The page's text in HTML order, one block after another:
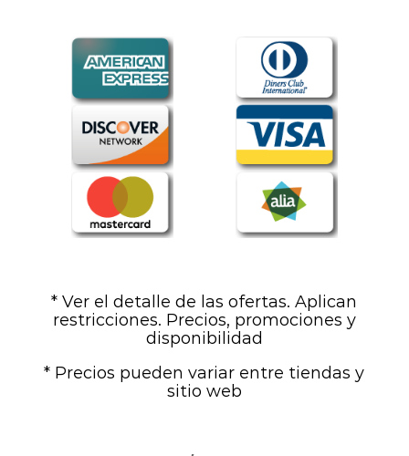
* Ver el detalle de las ofertas. Aplican
restricciones. Precios, promociones y
disponibilidad
* Precios pueden variar entre tiendas y
sitio web